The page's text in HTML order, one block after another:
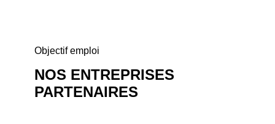
Objectif emploi
NOS ENTREPRISES
PARTENAIRES